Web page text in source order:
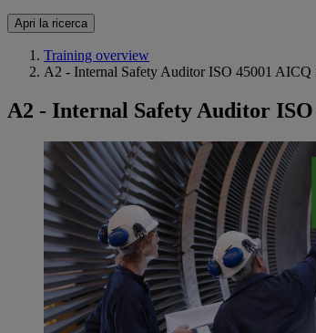
Apri la ricerca
Training overview
A2 - Internal Safety Auditor ISO 45001 AICQ
A2 - Internal Safety Auditor